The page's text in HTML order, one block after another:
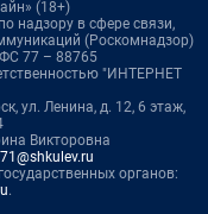
(18+)
надзору в сфере связи,
(Роскомнадзор)
77 – 88765
"ИНТЕРНЕТ
ул. Ленина, д. 12, 6 этаж,
Викторовна
71@shkulev.ru
органов:
.